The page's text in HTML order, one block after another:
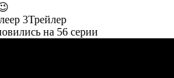
3Трейлер
на 56 серии